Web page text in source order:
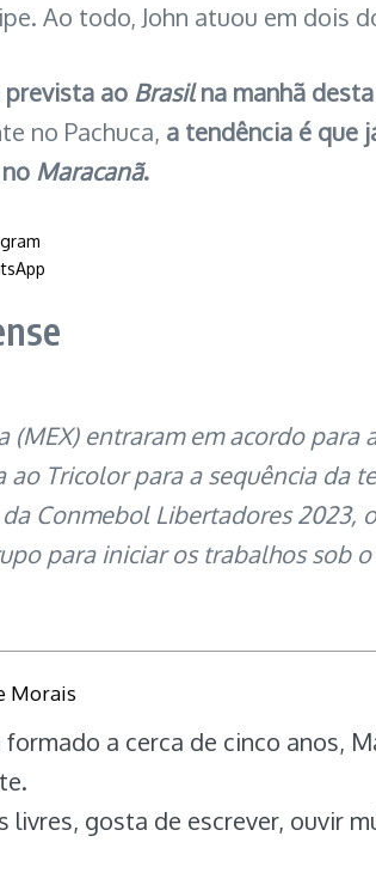
Ao todo, John atuou em
ao Brasilna manhã
no Pachuca, a tendência é que
Maracanã.
(MEX) entraram em acordo
ao Tricolor para a sequência da
Conmebol Libertadores 2023,
para iniciar os trabalhos sob
Morais
formado a cerca de cinco anos,
livres, gosta de escrever, ouvir